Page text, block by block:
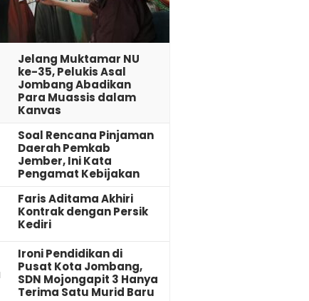
Jelang Muktamar NU
ke-35, Pelukis Asal
Jombang Abadikan
Para Muassis dalam
Kanvas
‎Soal Rencana Pinjaman
Daerah Pemkab
Jember, Ini Kata
Pengamat Kebijakan ‎
Faris Aditama Akhiri
Kontrak dengan Persik
Kediri
Ironi Pendidikan di
Pusat Kota Jombang,
SDN Mojongapit 3 Hanya
Terima Satu Murid Baru